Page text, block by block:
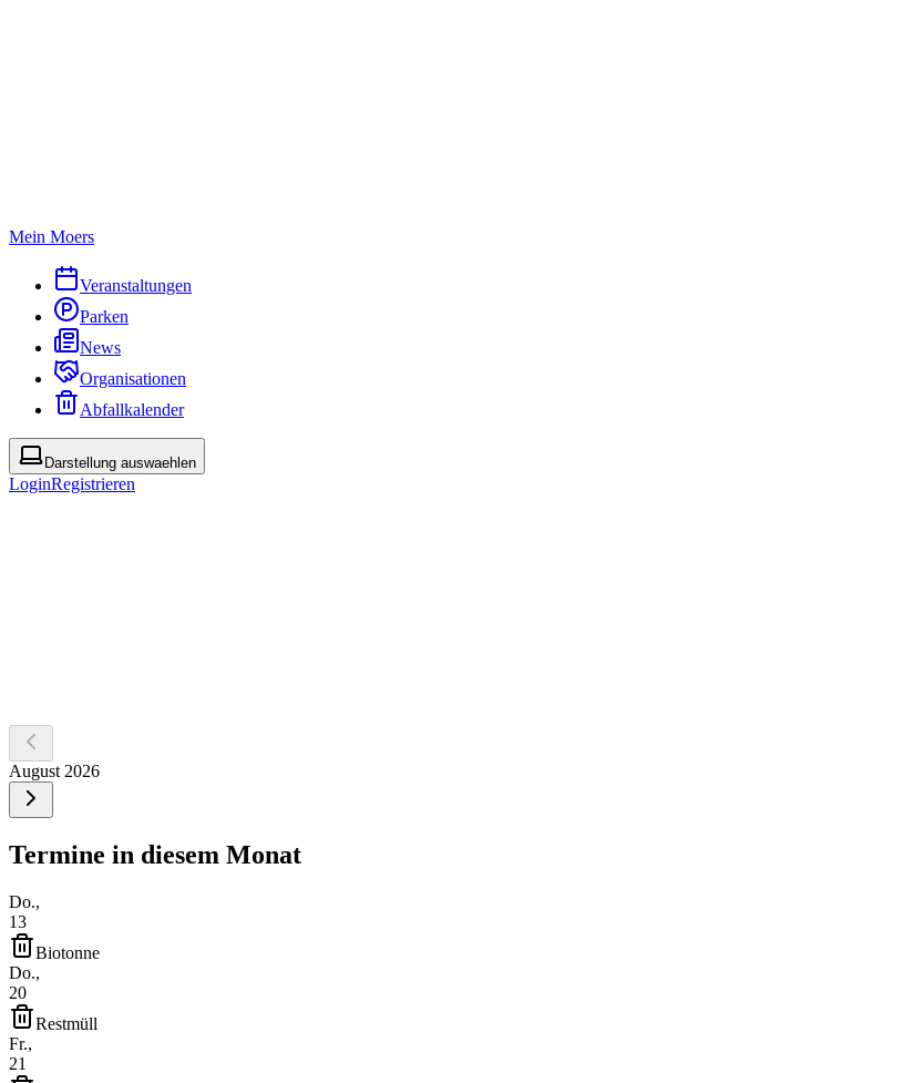
Mein Moers
Veranstaltungen
Parken
News
Organisationen
Abfallkalender
Darstellung auswaehlen
LoginRegistrieren
August 2026
Termine in diesem Monat
Do.,
13
Biotonne
Do.,
20
Restmüll
Fr.,
21